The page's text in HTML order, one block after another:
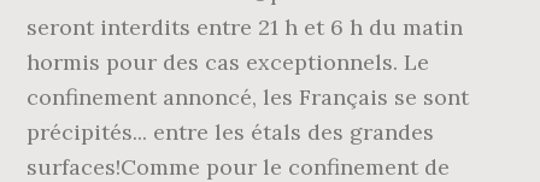
seront interdits entre 21 h et 6 h du matin
hormis pour des cas exceptionnels. Le
confinement annoncé, les Français se sont
précipités... entre les étals des grandes
surfaces!Comme pour le confinement de